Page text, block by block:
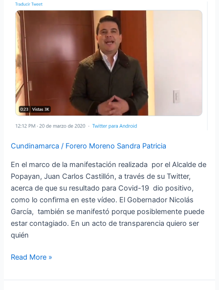
Cundinamarca / Forero Moreno Sandra Patricia
En el marco de la manifestación realizada por el Alcalde de
Popayan, Juan Carlos Castillón, a través de su Twitter,
acerca de que su resultado para Covid-19 dio positivo,
como lo confirma en este vídeo. El Gobernador Nicolás
García, también se manifestó porque posiblemente puede
estar contagiado. En un acto de transparencia quiero ser
quién
espera
resultado
de
Coronavirus
Read More »